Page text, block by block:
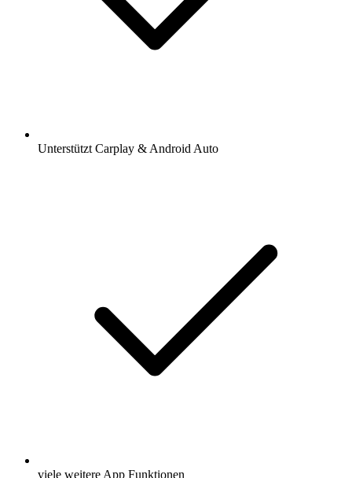
Unterstützt Carplay & Android Auto
viele weitere App Funktionen